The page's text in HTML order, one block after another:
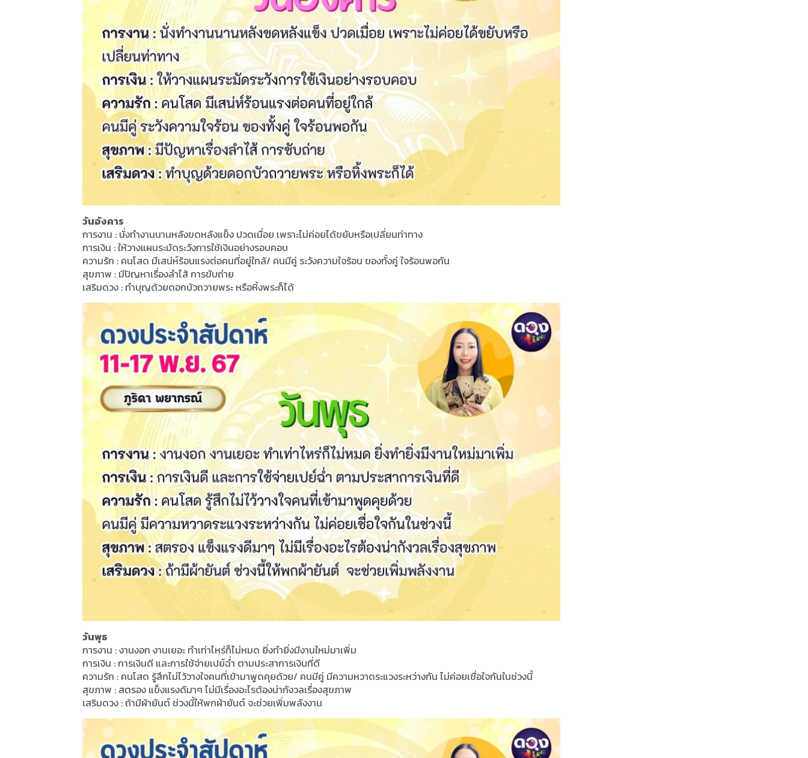
วันอังคาร
การงาน : นั่งทำงานนานหลังขดหลังแข็ง ปวดเมื่อย เพราะไม่ค่อยได้ขยับหรือเปลี่ยนท่าทาง
การเงิน : ให้วางแผนระมัดระวังการใช้เงินอย่างรอบคอบ
ความรัก : คนโสด มีเสน่ห์ร้อนแรงต่อคนที่อยู่ใกล้/ คนมีคู่ ระวังความใจร้อน ของทั้งคู่ ใจร้อนพอกัน
สุขภาพ : มีปัญหาเรื่องลำไส้ การขับถ่าย
เสริมดวง : ทำบุญด้วยดอกบัวถวายพระ หรือหิ้งพระก็ได้
วันพุธ
การงาน : งานงอก งานเยอะ ทำเท่าไหร่ก็ไม่หมด ยิ่งทำยิ่งมีงานใหม่มาเพิ่ม
การเงิน : การเงินดี และการใช้จ่ายเปย์ฉ่ำ ตามประสาการเงินที่ดี
ความรัก : คนโสด รู้สึกไม่ไว้วางใจคนที่เข้ามาพูดคุยด้วย/ คนมีคู่ มีความหวาดระแวงระหว่างกัน ไม่ค่อยเชื่อใจกันในช่วงนี้
สุขภาพ : สตรอง แข็งแรงดีมาๆ ไม่มีเรื่องอะไรต้องน่ากังวลเรื่องสุขภาพ
เสริมดวง : ถ้ามีผ้ายันต์ ช่วงนี้ให้พกผ้ายันต์ จะช่วยเพิ่มพลังงาน